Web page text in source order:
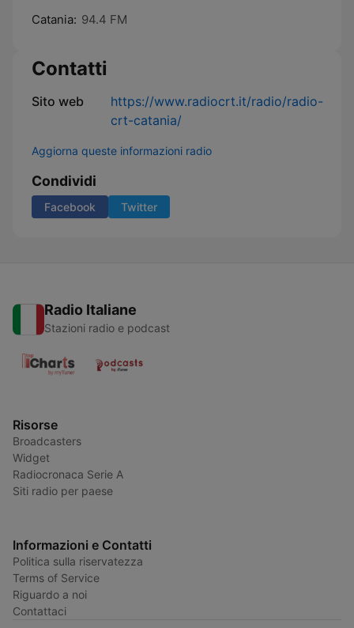
Catania: 94.4 FM
Contatti
Sito web
https://www.radiocrt.it/radio/radio-
crt-catania/
Aggiorna queste informazioni radio
Condividi
Facebook Twitter
Radio Italiane
Stazioni radio e podcast
Risorse
Broadcasters
Widget
Radiocronaca Serie A
Siti radio per paese
Informazioni e Contatti
Politica sulla riservatezza
Terms of Service
Riguardo a noi
Contattaci